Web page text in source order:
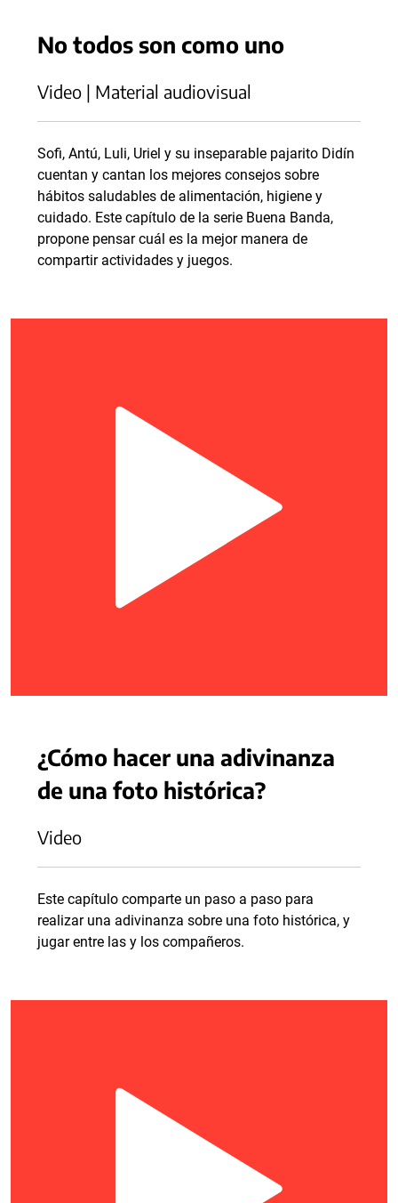
No todos son como uno
Video | Material audiovisual
Sofi, Antú, Luli, Uriel y su inseparable pajarito Didín
cuentan y cantan los mejores consejos sobre
hábitos saludables de alimentación, higiene y
cuidado. Este capítulo de la serie Buena Banda,
propone pensar cuál es la mejor manera de
compartir actividades y juegos.
¿Cómo hacer una adivinanza
de una foto histórica?
Video
Este capítulo comparte un paso a paso para
realizar una adivinanza sobre una foto histórica, y
jugar entre las y los compañeros.